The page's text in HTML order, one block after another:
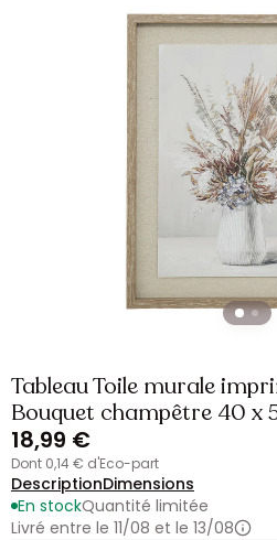
Tableau Toile murale
Bouquet champêtre 40 x
18,99 €
dont 0,14 € d'Eco-part
DescriptionDimensions
En stockQuantité limitée
Livré entre le 11/08 et le 13/08